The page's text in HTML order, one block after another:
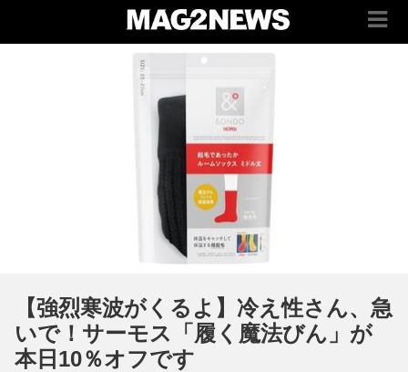
【強烈寒波がくるよ】冷え性さん、急
いで！サーモス「履く魔法びん」が
本日10％オフです